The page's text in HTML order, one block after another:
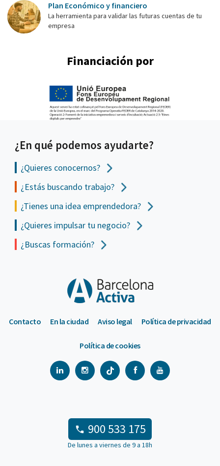
Plan Económico y financiero
La herramienta para validar las futuras cuentas de tu
empresa
Financiación por
¿En qué podemos ayudarte?
¿Quieres conocernos?
¿Estás buscando trabajo?
¿Tienes una idea emprendedora?
¿Quieres impulsar tu negocio?
¿Buscas formación?
Contacto En la ciudad Aviso legal Política de privacidad
Política de cookies
900 533 175
De lunes a viernes de 9 a 18h